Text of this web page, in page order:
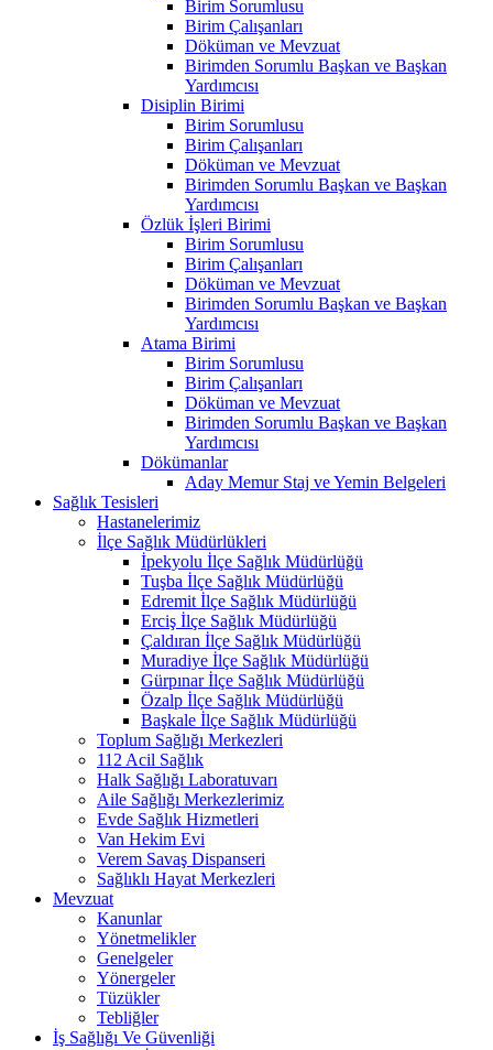
Birim Sorumlusu
Birim Çalışanları
Döküman ve Mevzuat
Birimden Sorumlu Başkan ve Başkan
Yardımcısı
Disiplin Birimi
Birim Sorumlusu
Birim Çalışanları
Döküman ve Mevzuat
Birimden Sorumlu Başkan ve Başkan
Yardımcısı
Özlük İşleri Birimi
Birim Sorumlusu
Birim Çalışanları
Döküman ve Mevzuat
Birimden Sorumlu Başkan ve Başkan
Yardımcısı
Atama Birimi
Birim Sorumlusu
Birim Çalışanları
Döküman ve Mevzuat
Birimden Sorumlu Başkan ve Başkan
Yardımcısı
Dökümanlar
Aday Memur Staj ve Yemin Belgeleri
Sağlık Tesisleri
Hastanelerimiz
İlçe Sağlık Müdürlükleri
İpekyolu İlçe Sağlık Müdürlüğü
Tuşba İlçe Sağlık Müdürlüğü
Edremit İlçe Sağlık Müdürlüğü
Erciş İlçe Sağlık Müdürlüğü
Çaldıran İlçe Sağlık Müdürlüğü
Muradiye İlçe Sağlık Müdürlüğü
Gürpınar İlçe Sağlık Müdürlüğü
Özalp İlçe Sağlık Müdürlüğü
Başkale İlçe Sağlık Müdürlüğü
Toplum Sağlığı Merkezleri
112 Acil Sağlık
Halk Sağlığı Laboratuvarı
Aile Sağlığı Merkezlerimiz
Evde Sağlık Hizmetleri
Van Hekim Evi
Verem Savaş Dispanseri
Sağlıklı Hayat Merkezleri
Mevzuat
Kanunlar
Yönetmelikler
Genelgeler
Yönergeler
Tüzükler
Tebliğler
İş Sağlığı Ve Güvenliği